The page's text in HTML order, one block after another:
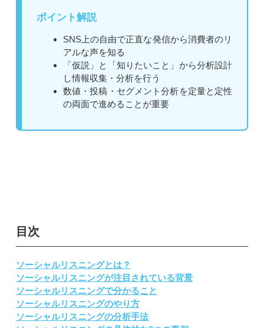
ポイント解説
SNS上の自由で正直な発信から消費者のリ
アルな声を知る
「仮説」と「知りたいこと」から分析設計
し情報収集・分析を行う
数値・投稿・セグメント分析を定量と定性
の両面で進めることが重要
目次
ソーシャルリスニングとは？
ソーシャルリスニングが注目されている背景
ソーシャルリスニングで分かること
ソーシャルリスニングのやり方
ソーシャルリスニングの分析手法